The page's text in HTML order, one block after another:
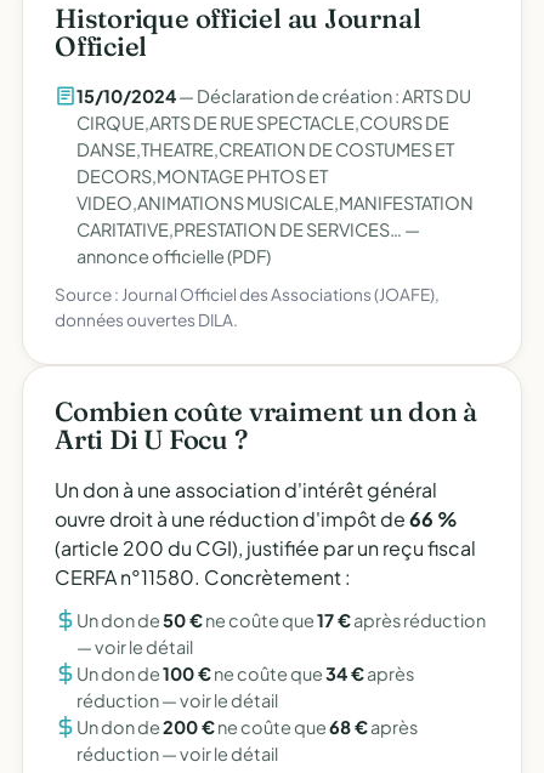
Historique officiel au Journal
Officiel
15/10/2024— Déclaration de création : ARTS DU
CIRQUE,ARTS DE RUE SPECTACLE,COURS DE
DANSE,THEATRE,CREATION DE COSTUMES ET
DECORS,MONTAGE PHTOS ET
VIDEO,ANIMATIONS MUSICALE,MANIFESTATION
CARITATIVE,PRESTATION DE SERVICES… —
annonce officielle (PDF)
Source : Journal Officiel des Associations (JOAFE),
données ouvertes DILA.
Combien coûte vraiment un don à
Arti Di U Focu ?
Un don à une association d'intérêt général
ouvre droit à une réduction d'impôt de66 %
(article 200 du CGI), justifiée par un reçu fiscal
CERFA n°11580. Concrètement :
Un don de50 €ne coûte que17 €après réduction
—voir le détail
Un don de100 €ne coûte que34 €après
réduction —voir le détail
Un don de200 €ne coûte que68 €après
réduction —voir le détail